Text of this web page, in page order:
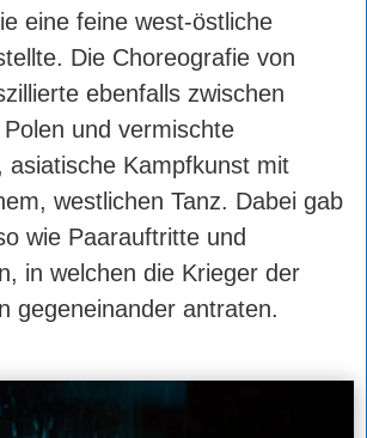
eine feine west-östliche
Die Choreografie von
ebenfalls zwischen
und vermischte
asiatische Kampfkunst mit
westlichen Tanz. Dabei gab
wie Paarauftritte und
in welchen die Krieger der
gegeneinander antraten.